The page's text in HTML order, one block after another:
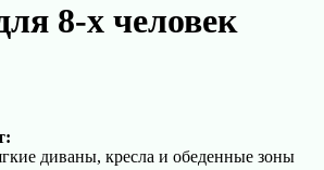
8-х человек
диваны, кресла и обеденные зоны